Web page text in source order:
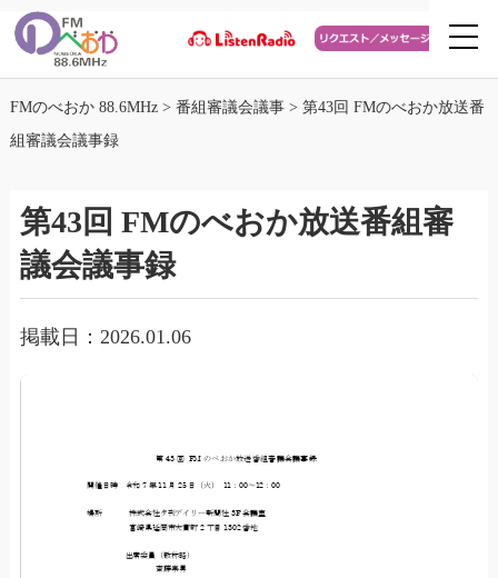
FMのべおか 88.6MHz> 番組審議会議事> 第43回 FMのべおか放送番
組審議会議事録
第43回 FMのべおか放送番組審
議会議事録
掲載日：2026.01.06